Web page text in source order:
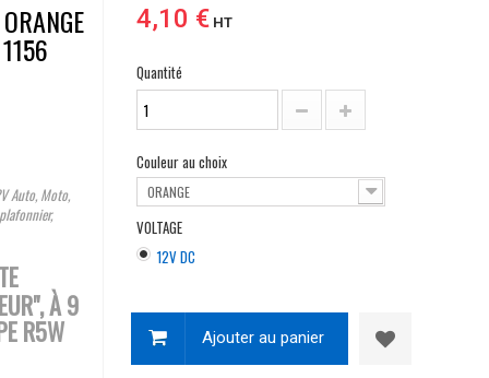
Auto, Moto,
À 9
R5W
4,10 €HT
Quantité
Couleur au choix
ORANGE
VOLTAGE
12V DC
Ajouter au panier